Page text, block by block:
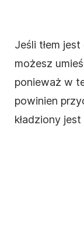
Jeśli tłem jest
możesz
ponieważ w
powinien
kładziony